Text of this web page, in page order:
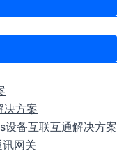
决方案
备互联互通解决方案
网关